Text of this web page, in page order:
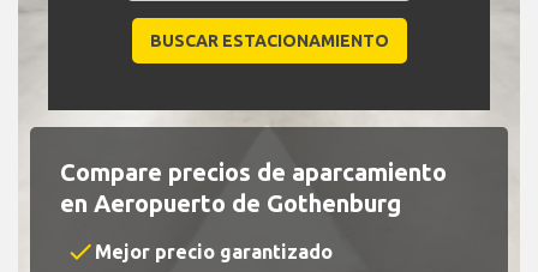
Compare precios de aparcamiento
en Aeropuerto de Gothenburg
check Mejor precio garantizado